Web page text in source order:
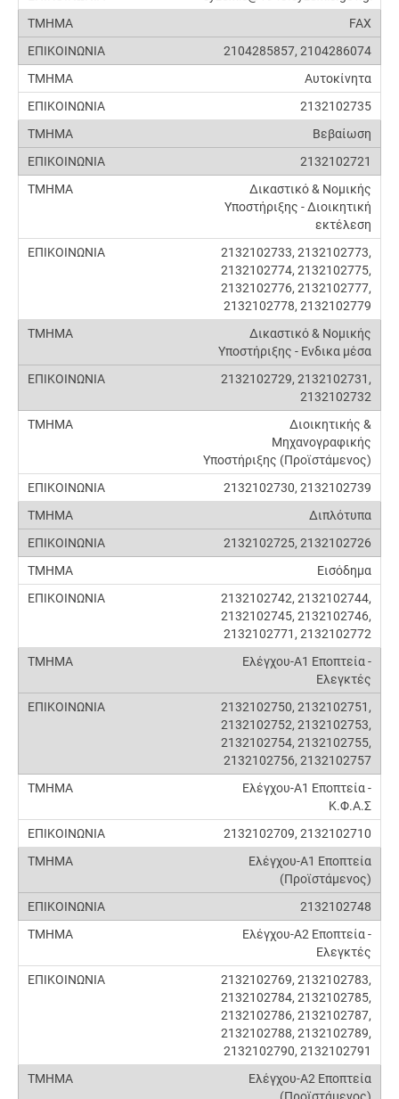
FAX
2104285857, 2104286074
Αυτοκίνητα
2132102735
Βεβαίωση
2132102721
Δικαστικό & Νομικής
Υποστήριξης - Διοικητική
εκτέλεση
2132102733, 2132102773,
2132102774, 2132102775,
2132102776, 2132102777,
2132102778, 2132102779
Δικαστικό & Νομικής
Υποστήριξης - Ενδικα μέσα
2132102729, 2132102731,
2132102732
Διοικητικής &
Μηχανογραφικής
Υποστήριξης (Προϊστάμενος)
2132102730, 2132102739
Διπλότυπα
2132102725, 2132102726
Εισόδημα
2132102742, 2132102744,
2132102745, 2132102746,
2132102771, 2132102772
Ελέγχου-Α1 Εποπτεία -
Ελεγκτές
2132102750, 2132102751,
2132102752, 2132102753,
2132102754, 2132102755,
2132102756, 2132102757
Ελέγχου-Α1 Εποπτεία -
Κ.Φ.Α.Σ
2132102709, 2132102710
Ελέγχου-Α1 Εποπτεία
(Προϊστάμενος)
2132102748
Ελέγχου-Α2 Εποπτεία -
Ελεγκτές
2132102769, 2132102783,
2132102784, 2132102785,
2132102786, 2132102787,
2132102788, 2132102789,
2132102790, 2132102791
Ελέγχου-Α2 Εποπτεία